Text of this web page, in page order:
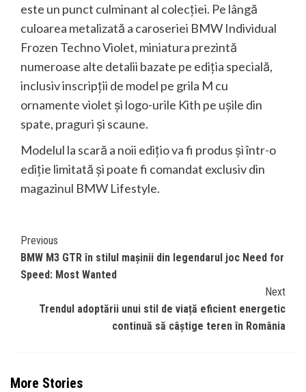
este un punct culminant al colecţiei. Pe lângă
culoarea metalizată a caroseriei BMW Individual
Frozen Techno Violet, miniatura prezintă
numeroase alte detalii bazate pe ediţia specială,
inclusiv inscripţii de model pe grila M cu
ornamente violet şi logo-urile Kith pe uşile din
spate, praguri şi scaune.
Modelul la scară a noii ediţio va fi produs şi într-o
ediţie limitată şi poate fi comandat exclusiv din
magazinul BMW Lifestyle.
Continue
Reading
Previous
BMW M3 GTR în stilul mașinii din legendarul joc Need for
Speed: Most Wanted
Next
Trendul adoptării unui stil de viață eficient energetic
continuă să câștige teren în România
More Stories